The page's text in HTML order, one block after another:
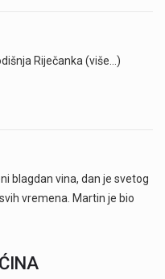
Riječanka (više…)
blagdan vina, dan je svetog
vremena. Martin je bio